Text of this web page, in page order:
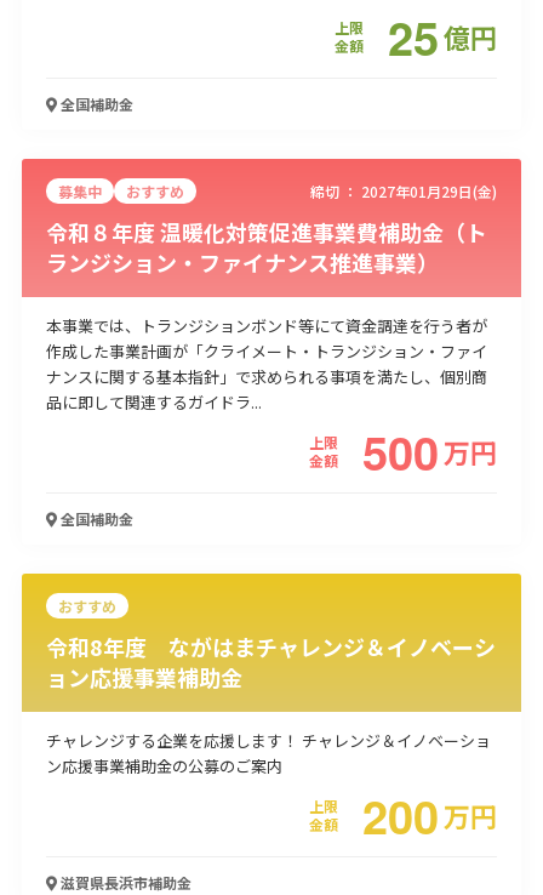
上限
金額
25億円
全国補助金
募集中 おすすめ 締切 ： 2027年01月29日(金)
令和８年度 温暖化対策促進事業費補助金（ト
ランジション・ファイナンス推進事業）
本事業では、トランジションボンド等にて資金調達を行う者が
作成した事業計画が「クライメート・トランジション・ファイ
ナンスに関する基本指針」で求められる事項を満たし、個別商
品に即して関連するガイドラ...
上限
金額
500万円
全国補助金
おすすめ
令和8年度 ながはまチャレンジ＆イノベーシ
ョン応援事業補助金
チャレンジする企業を応援します！ チャレンジ＆イノベーショ
ン応援事業補助金の公募のご案内
上限
金額
200万円
滋賀県長浜市補助金